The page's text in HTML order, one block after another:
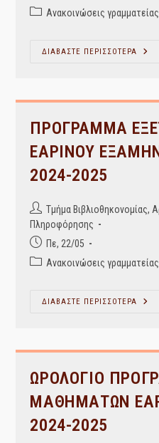
published:
PostΑνακοινώσεις
ΔΙΑΒΑΣΤΕ ΠΕΡΙΣΣΟΤΕΡΑ
ΠΡΟΓΡΑΜΜΑ
ΕΑΡΙΝΟΥ
2024-2025
Post
author:
Τμήμα Βιβλιοθηκονομίας,
Πληροφόρησης
Post
published:
Πε, 22/05
PostΑνακοινώσεις
ΔΙΑΒΑΣΤΕ ΠΕΡΙΣΣΟΤΕΡΑ
ΩΡΟΛΟΓΙΟ
ΜΑΘΗΜΑΤΩΝ
2024-2025